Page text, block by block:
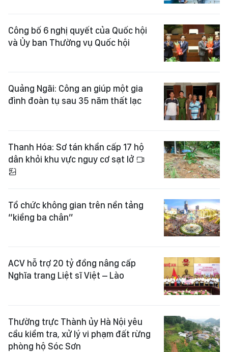
Công bố 6 nghị quyết của Quốc hội
và Ủy ban Thường vụ Quốc hội
Quảng Ngãi: Công an giúp một gia
đình đoàn tụ sau 35 năm thất lạc
Thanh Hóa: Sơ tán khẩn cấp 17 hộ
dân khỏi khu vực nguy cơ sạt lở
Tổ chức không gian trên nền tảng
“kiềng ba chân”
ACV hỗ trợ 20 tỷ đồng nâng cấp
Nghĩa trang Liệt sĩ Việt – Lào
Thường trực Thành ủy Hà Nội yêu
cầu kiểm tra, xử lý vi phạm đất rừng
phòng hộ Sóc Sơn